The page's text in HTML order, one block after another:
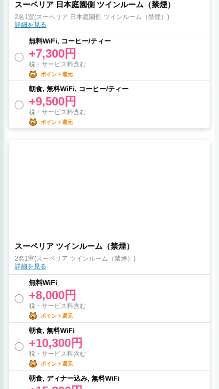
スーペリア 日本庭園側 ツインルーム（禁煙）
2名1室(スーペリア 日本庭園側 ツインルーム（禁煙）)
詳細を見る
無料WiFi, コーヒー/ティー
+7,300円
税・サービス料含む
ポイント還元
朝食, 無料WiFi, コーヒー/ティー
+9,500円
税・サービス料含む
ポイント還元
スーペリア ツインルーム（禁煙）
2名1室(スーペリア ツインルーム（禁煙）)
詳細を見る
無料WiFi
+8,000円
税・サービス料含む
ポイント還元
朝食, 無料WiFi
+10,300円
税・サービス料含む
ポイント還元
朝食, ディナー込み, 無料WiFi